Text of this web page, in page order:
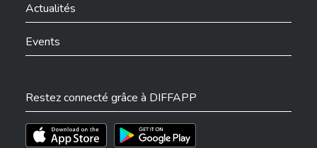
Actualités
Events
Restez connecté grâce à DIFFAPP
Téléchargez l'app sur l'App StoreTéléchargez l'app sur Play Store